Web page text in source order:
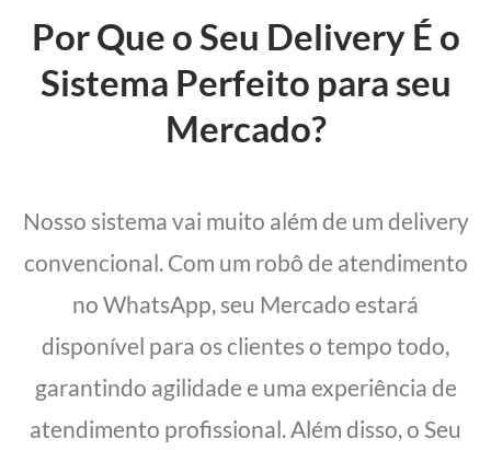
Por Que o Seu Delivery É o
Sistema Perfeito para seu
Mercado?
Nosso sistema vai muito além de um delivery
convencional. Com um robô de atendimento
no WhatsApp, seu Mercado estará
disponível para os clientes o tempo todo,
garantindo agilidade e uma experiência de
atendimento profissional. Além disso, o Seu